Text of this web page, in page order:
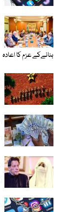
بنانےکے عزم کا اعادہ